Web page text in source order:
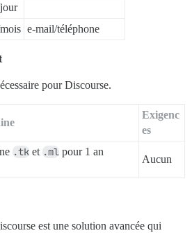
e-mail/téléphone
pour Discourse.
Exigenc
es
.tk et .ml pour 1 an
Aucun
est une solution avancée qui